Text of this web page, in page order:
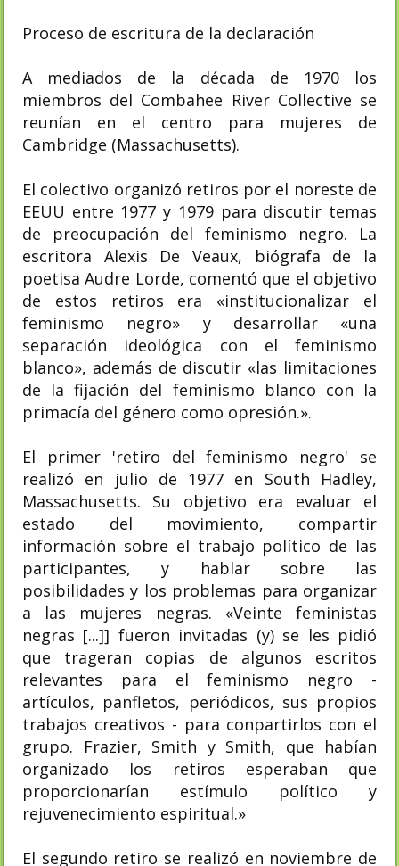
Proceso de escritura de la declaración
A mediados de la década de 1970 los
miembros del Combahee River Collective se
reunían en el centro para mujeres de
Cambridge (Massachusetts).
El colectivo organizó retiros por el noreste de
EEUU entre 1977 y 1979 para discutir temas
de preocupación del feminismo negro. La
escritora Alexis De Veaux, biógrafa de la
poetisa Audre Lorde, comentó que el objetivo
de estos retiros era «institucionalizar el
feminismo negro» y desarrollar «una
separación ideológica con el feminismo
blanco», además de discutir «las limitaciones
de la fijación del feminismo blanco con la
primacía del género como opresión.».
El primer 'retiro del feminismo negro' se
realizó en julio de 1977 en South Hadley,
Massachusetts. Su objetivo era evaluar el
estado del movimiento, compartir
información sobre el trabajo político de las
participantes, y hablar sobre las
posibilidades y los problemas para organizar
a las mujeres negras. «Veinte feministas
negras [...]] fueron invitadas (y) se les pidió
que trageran copias de algunos escritos
relevantes para el feminismo negro -
artículos, panfletos, periódicos, sus propios
trabajos creativos - para conpartirlos con el
grupo. Frazier, Smith y Smith, que habían
organizado los retiros esperaban que
proporcionarían estímulo político y
rejuvenecimiento espiritual.»
El segundo retiro se realizó en noviembre de